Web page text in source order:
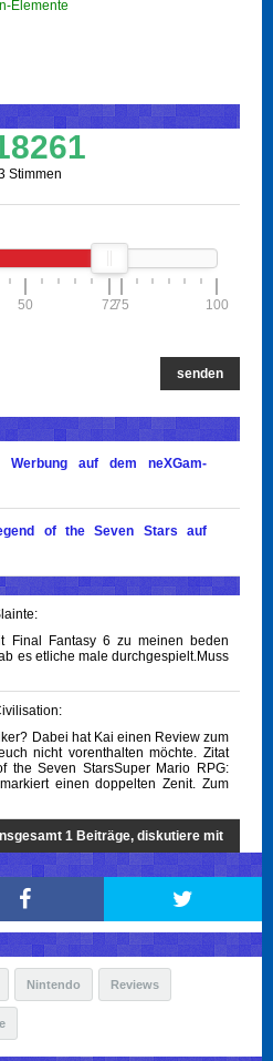
Elemente
Stimmen
50 7275 100
senden
Werbung auf dem neXGam-
of the Seven Stars auf
Final Fantasy 6 zu meinen beden
es etliche male durchgespielt.Muss
Dabei hat Kai einen Review zum
nicht vorenthalten möchte. Zitat
the Seven StarsSuper Mario RPG:
einen doppelten Zenit. Zum
Insgesamt 1 Beiträge, diskutiere mit
Nintendo Reviews